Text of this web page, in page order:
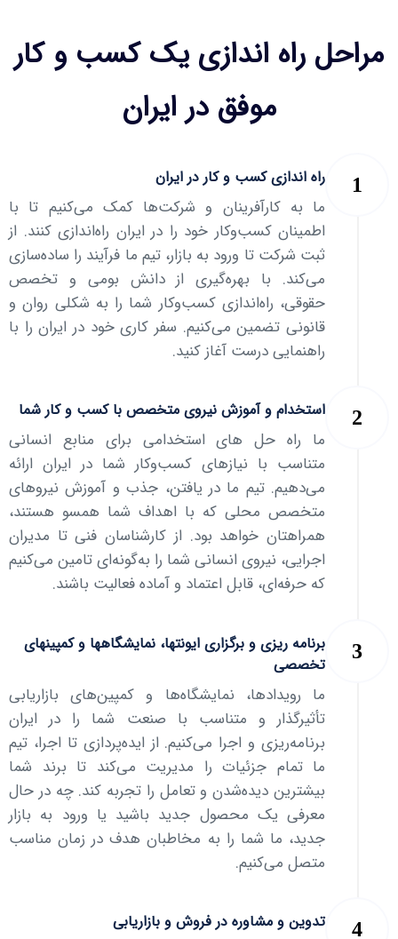
مراحل راه اندازی یک کسب و کار
موفق در ایران
راه اندازی کسب و کار در ایران
ما به کارآفرینان و شرکت‌ها کمک می‌کنیم تا با
اطمینان کسب‌وکار خود را در ایران راه‌اندازی کنند. از
ثبت شرکت تا ورود به بازار، تیم ما فرآیند را ساده‌سازی
می‌کند. با بهره‌گیری از دانش بومی و تخصص
حقوقی، راه‌اندازی کسب‌وکار شما را به شکلی روان و
قانونی تضمین می‌کنیم. سفر کاری خود در ایران را با
راهنمایی درست آغاز کنید.
استخدام و آموزش نیروی متخصص با کسب و کار شما
ما راه حل های استخدامی برای منابع انسانی
متناسب با نیازهای کسب‌وکار شما در ایران ارائه
می‌دهیم. تیم ما در یافتن، جذب و آموزش نیروهای
متخصص محلی که با اهداف شما همسو هستند،
همراهتان خواهد بود. از کارشناسان فنی تا مدیران
اجرایی، نیروی انسانی شما را به‌گونه‌ای تامین می‌کنیم
که حرفه‌ای، قابل اعتماد و آماده فعالیت باشند.
برنامه ریزی و برگزاری ایونتها، نمایشگاهها و کمپینهای
تخصصی
ما رویدادها، نمایشگاه‌ها و کمپین‌های بازاریابی
تأثیرگذار و متناسب با صنعت شما را در ایران
برنامه‌ریزی و اجرا می‌کنیم. از ایده‌پردازی تا اجرا، تیم
ما تمام جزئیات را مدیریت می‌کند تا برند شما
بیشترین دیده‌شدن و تعامل را تجربه کند. چه در حال
معرفی یک محصول جدید باشید یا ورود به بازار
جدید، ما شما را به مخاطبان هدف در زمان مناسب
متصل می‌کنیم.
تدوین و مشاوره در فروش و بازاریابی